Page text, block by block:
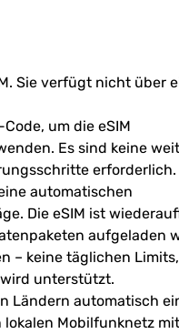
Sie verfügt nicht über
um die eSIM
Es sind keine
erforderlich.
automatischen
Die eSIM ist
aufgeladen
– keine täglichen
unterstützt.
Ländern automatisch
Mobilfunknetz